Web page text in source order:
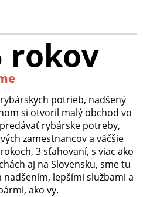
rokov
potrieb, nadšený
si otvoril malý obchod vo
rybárske potreby,
zamestnancov a väčšie
3 sťahovaní, s viac ako
aj na Slovensku, sme tu
lepšími službami a
ako vy.